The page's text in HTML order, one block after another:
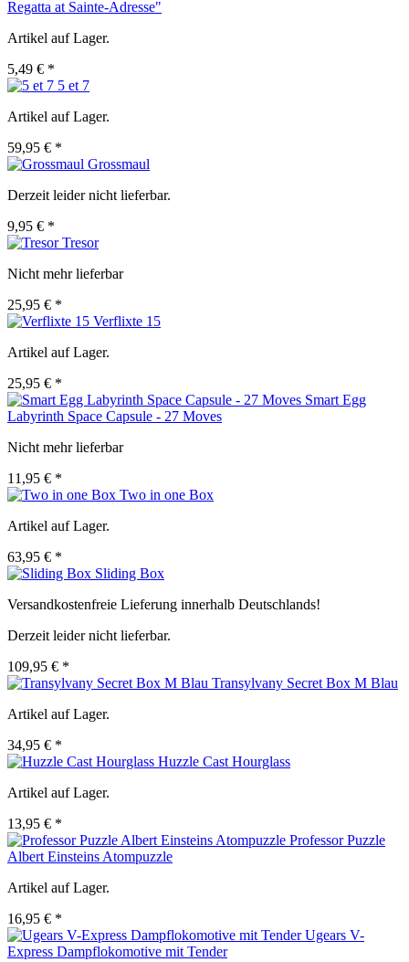
Regatta at Sainte-Adresse"
Artikel auf Lager.
5,49 € *
5 et 7
Artikel auf Lager.
59,95 € *
Grossmaul
Derzeit leider nicht lieferbar.
9,95 € *
Tresor
Nicht mehr lieferbar
25,95 € *
Verflixte 15
Artikel auf Lager.
25,95 € *
Smart Egg
Labyrinth Space Capsule - 27 Moves
Nicht mehr lieferbar
11,95 € *
Two in one Box
Artikel auf Lager.
63,95 € *
Sliding Box
Versandkostenfreie Lieferung innerhalb Deutschlands!
Derzeit leider nicht lieferbar.
109,95 € *
Transylvany Secret Box M Blau
Artikel auf Lager.
34,95 € *
Huzzle Cast Hourglass
Artikel auf Lager.
13,95 € *
Professor Puzzle
Albert Einsteins Atompuzzle
Artikel auf Lager.
16,95 € *
Ugears V-
Express Dampflokomotive mit Tender